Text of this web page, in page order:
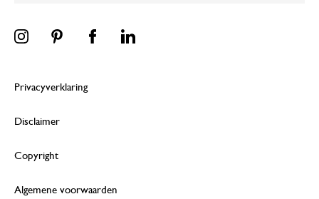
Privacyverklaring
Disclaimer
Copyright
Algemene voorwaarden